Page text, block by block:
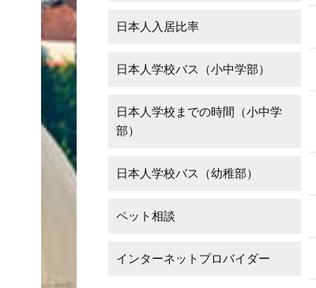
日本人入居比率
日本人学校バス（小中学部）
日本人学校までの時間（小中学
部）
日本人学校バス（幼稚部）
ペット相談
インターネットプロバイダー